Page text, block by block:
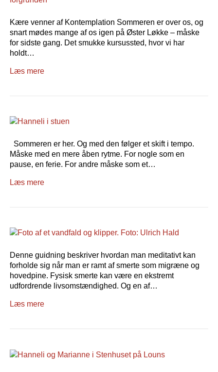
Kære venner af Kontemplation Sommeren er over os, og
snart mødes mange af os igen på Øster Løkke – måske
for sidste gang. Det smukke kursussted, hvor vi har
holdt…
Læs mere
Sommeren er her. Og med den følger et skift i tempo.
Måske med en mere åben rytme. For nogle som en
pause, en ferie. For andre måske som et…
Læs mere
Denne guidning beskriver hvordan man meditativt kan
forholde sig når man er ramt af smerte som migræne og
hovedpine. Fysisk smerte kan være en ekstremt
udfordrende livsomstændighed. Og en af…
Læs mere